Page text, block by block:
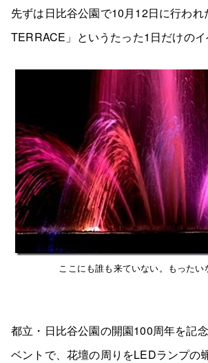
先ずは日比谷公園で10月12日に行われ
TERRACE」というたった1日だけのイ
ここにも誰も来ていない。もったい
都立・日比谷公園の開園100周年を記
ベントで、花壇の周りをLEDランプの